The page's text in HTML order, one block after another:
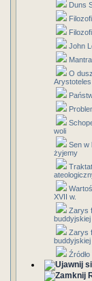
Duns
John
Mantra
O
Arystoteles
woli
Sen w
żyjemy
Traktat
XVII w.
Zarys
buddyjskiej
Zarys
buddyjskiej